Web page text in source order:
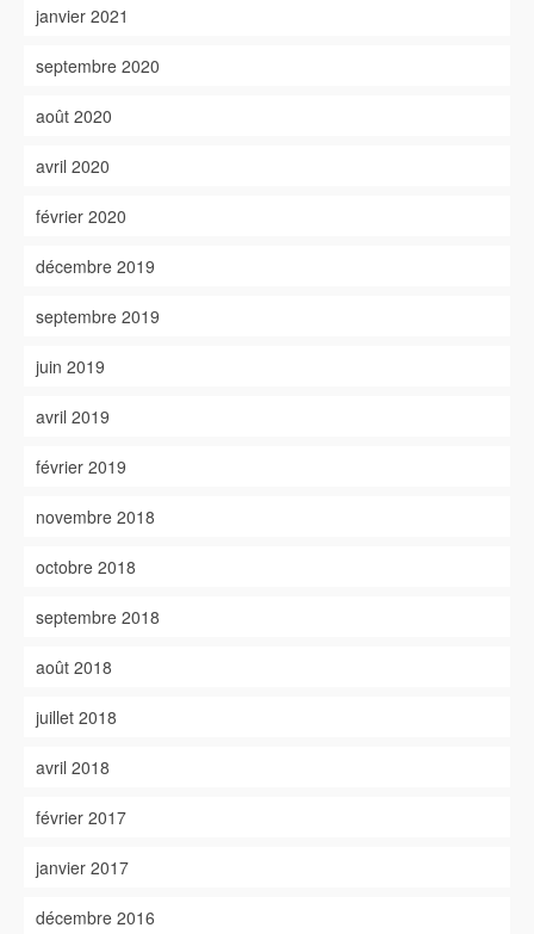
janvier 2021
septembre 2020
août 2020
avril 2020
février 2020
décembre 2019
septembre 2019
juin 2019
avril 2019
février 2019
novembre 2018
octobre 2018
septembre 2018
août 2018
juillet 2018
avril 2018
février 2017
janvier 2017
décembre 2016